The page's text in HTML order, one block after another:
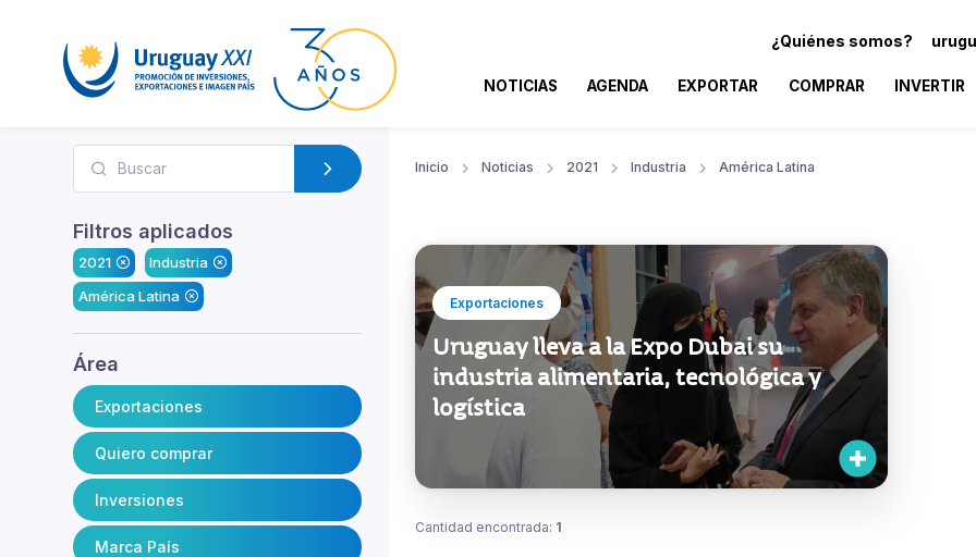
¿Quiénes somos?
NOTICIAS AGENDA EXPORTAR COMPRAR INVERTIR
Filtros aplicados
2021
Industria
América Latina
Área
Exportaciones
Quiero comprar
Inversiones
Marca País
Inicio Noticias 2021 Industria América Latina
Exportaciones
Uruguay lleva a la Expo Dubai su
industria alimentaria, tecnológica y
logística
Cantidad encontrada: 1